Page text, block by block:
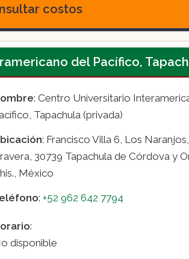
costos
del Pacífico,
: Centro Universitario
Tapachula (privada)
: Francisco Villa 6, Los
30739 Tapachula de Córdova y
México
: +52 962 642 7794
:
disponible